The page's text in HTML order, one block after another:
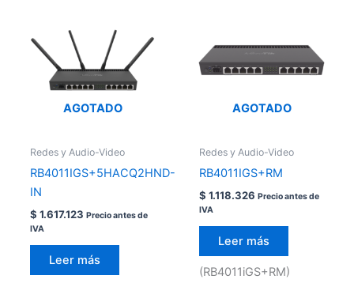
AGOTADO
Redes y Audio-Video
RB4011IGS+5HACQ2HND-
IN
$ 1.617.123 Precio antes de
IVA
Leer más
AGOTADO
Redes y Audio-Video
RB4011IGS+RM
$ 1.118.326 Precio antes de
IVA
Leer más
(RB4011iGS+RM)